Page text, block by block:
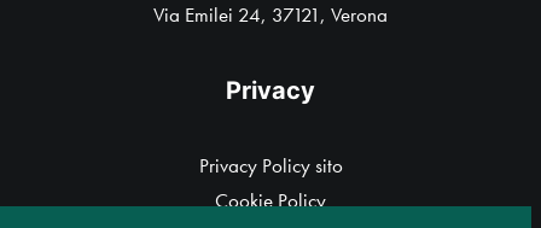
Via Emilei 24, 37121, Verona
Privacy
Privacy Policy sito
Cookie Policy